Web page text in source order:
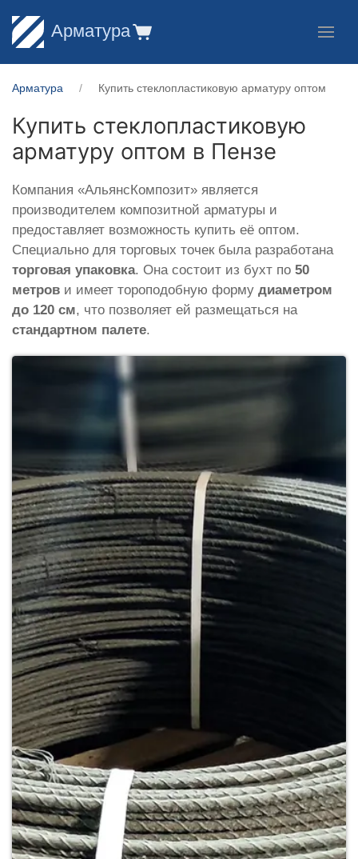
Арматура
Арматура Купить стеклопластиковую арматуру оптом
Купить стеклопластиковую
арматуру оптом в Пензе
Компания «АльянсКомпозит» является
производителем композитной арматуры и
предоставляет возможность купить её оптом.
Специально для торговых точек была разработана
торговая упаковка. Она состоит из бухт по 50
метров и имеет тороподобную форму диаметром
до 120 см, что позволяет ей размещаться на
стандартном палете.